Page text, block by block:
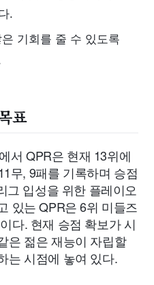
.
기회를 줄 수 있도록
표
서 QPR은 현재 13위에
무, 9패를 기록하며 승점
그 입성을 위한 플레이오
있는 QPR은 6위 미들즈
다. 현재 승점 확보가 시
은 젊은 재능이 자립할
는 시점에 놓여 있다.